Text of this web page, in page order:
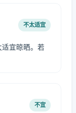
不太适宜
宜晾晒。若
不宜